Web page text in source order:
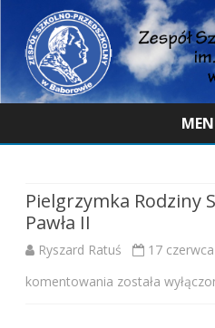
Pielgrzymka Rodziny
Pawła II
Ryszard Ratuś 17
komentowania Pielgrzymka
została